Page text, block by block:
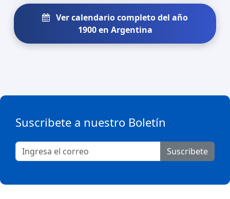
Ver calendario completo del año
1900 en Argentina
Suscribete a nuestro Boletín
Suscribete